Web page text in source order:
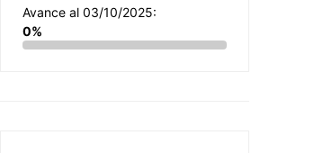
Avance al 03/10/2025:
0%